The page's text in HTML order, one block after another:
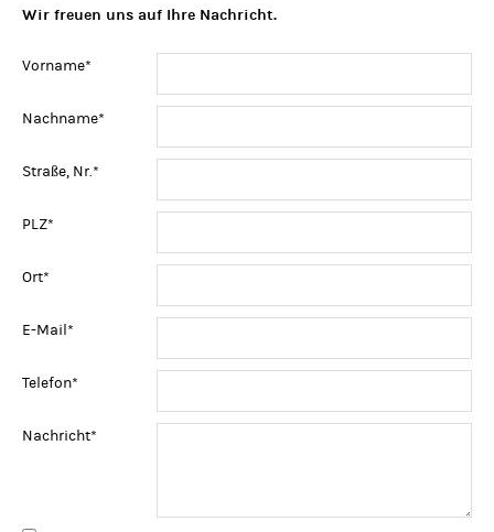
Wir freuen uns auf Ihre Nachricht.
Pflichtfeld
Vorname*
Pflichtfeld
Nachname*
Pflichtfeld
Straße, Nr.*
Pflichtfeld
PLZ*
Pflichtfeld
Ort*
Pflichtfeld
E-Mail *
Pflichtfeld
Telefon*
Pflichtfeld
Nachricht*